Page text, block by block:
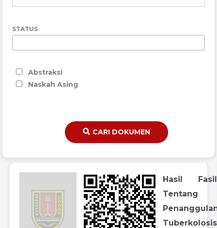
STATUS
Abstraksi
Naskah Asing
CARI DOKUMEN
Hasil
Tentang
Tuberkolosis